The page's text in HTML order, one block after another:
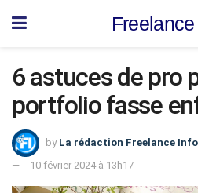
6 astuces de pro
portfolio fasse
by La rédaction Freelance
10 février 2024 à 13h17